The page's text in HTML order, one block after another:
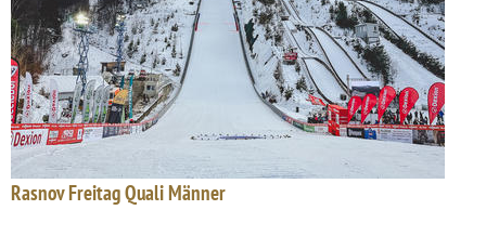
Rasnov Freitag Quali Männer